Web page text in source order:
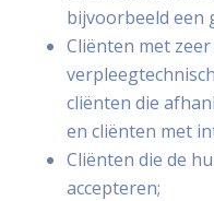
bijvoorbeeld een
Cliënten met
cliënten die
en cliënten met
Cliënten die de
accepteren;